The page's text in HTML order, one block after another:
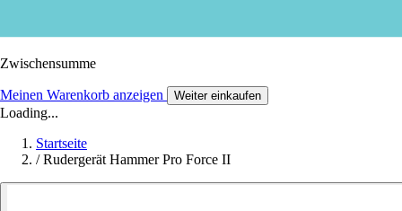
Zwischensumme
Meinen Warenkorb anzeigen Weiter einkaufen
Loading...
Startseite
/ Rudergerät Hammer Pro Force II